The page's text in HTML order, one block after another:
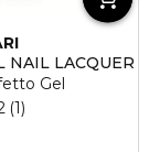
NAIL LACQUER
Gel
1